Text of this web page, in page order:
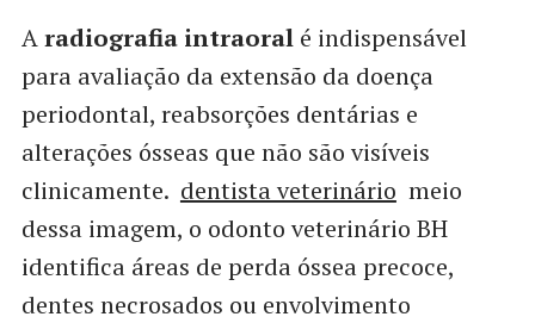
Aradiografia intraoralé indispensável
para avaliação da extensão da doença
periodontal, reabsorções dentárias e
alterações ósseas que não são visíveis
clinicamente. dentista veterinário meio
dessa imagem, o odonto veterinário BH
identifica áreas de perda óssea precoce,
dentes necrosados ou envolvimento